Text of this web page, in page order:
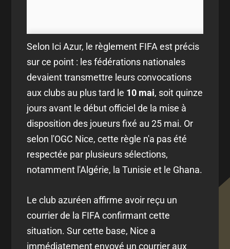
Selon Ici Azur, le règlement FIFA est précis
sur ce point : les fédérations nationales
devaient transmettre leurs convocations
aux clubs au plus tard le 10 mai, soit quinze
jours avant le début officiel de la mise à
disposition des joueurs fixé au 25 mai. Or
selon l'OGC Nice, cette règle n'a pas été
respectée par plusieurs sélections,
notamment l'Algérie, la Tunisie et le Ghana.
Le club azuréen affirme avoir reçu un
courrier de la FIFA confirmant cette
situation. Sur cette base, Nice a
immédiatement envoyé un courrier aux